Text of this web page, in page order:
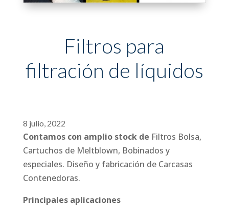
Filtros para
filtración de líquidos
8 julio, 2022
Contamos con amplio stock de Filtros Bolsa,
Cartuchos de Meltblown, Bobinados y
especiales. Diseño y fabricación de Carcasas
Contenedoras.
Principales aplicaciones